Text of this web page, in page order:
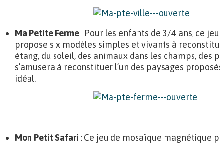
Ma Petite Ferme : Pour les enfants de 3/4 ans, ce
propose six modèles simples et vivants à
étang, du soleil, des animaux dans les champs, des
s’amusera à reconstituer l’un des paysages
idéal.
Mon Petit Safari : Ce jeu de mosaïque magnétique